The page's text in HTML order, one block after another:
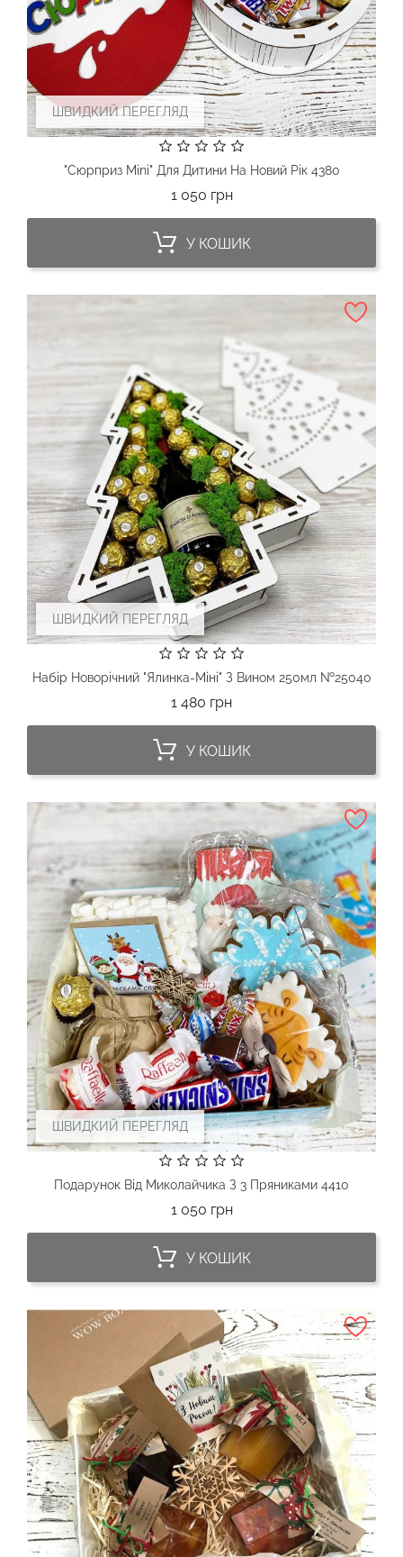
ШВИДКИЙ ПЕРЕГЛЯД
"Сюрприз Mini" Для Дитини На Новий Рік 4380
1 050 грнЦіна
У КОШИК
ШВИДКИЙ ПЕРЕГЛЯД
Набір Новорічний "Ялинка-Міні" З Вином 250мл №25040
1 480 грнЦіна
У КОШИК
ШВИДКИЙ ПЕРЕГЛЯД
Подарунок Від Миколайчика З 3 Пряниками 4410
1 050 грнЦіна
У КОШИК